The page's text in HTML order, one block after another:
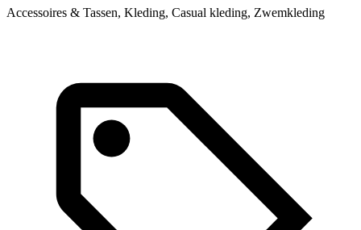
Accessoires & Tassen, Kleding, Casual kleding, Zwemkleding